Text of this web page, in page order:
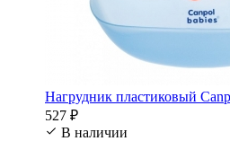
Нагрудник пластиковый
527 ₽
В наличии